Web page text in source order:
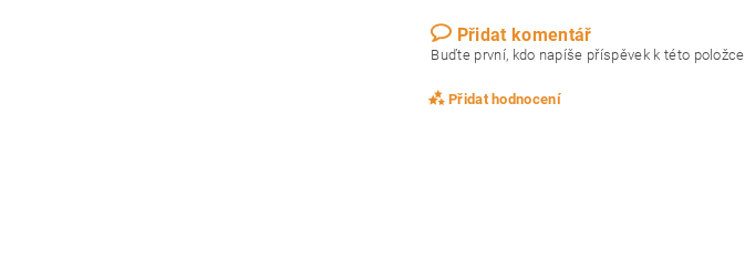
Přidat komentář
Buďte první, kdo napíše příspěvek k této položce.
Přidat hodnocení